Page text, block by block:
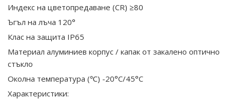
Индекс на цветопредаване (CR) ≥80
Ъгъл на лъча 120°
Клас на защита IP65
Материал алуминиев корпус / капак от закалено оптично
стъкло
Околна температура (℃) -20°C/45°C
Характеристики: